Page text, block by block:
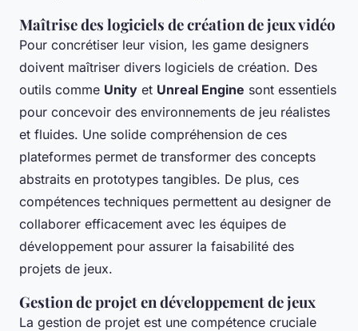
Maîtrise des logiciels de création de jeux vidéo
Pour concrétiser leur vision, les game designers
doivent maîtriser divers logiciels de création. Des
outils comme Unity et Unreal Engine sont essentiels
pour concevoir des environnements de jeu réalistes
et fluides. Une solide compréhension de ces
plateformes permet de transformer des concepts
abstraits en prototypes tangibles. De plus, ces
compétences techniques permettent au designer de
collaborer efficacement avec les équipes de
développement pour assurer la faisabilité des
projets de jeux.
Gestion de projet en développement de jeux
La gestion de projet est une compétence cruciale